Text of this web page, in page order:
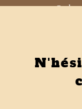
Du